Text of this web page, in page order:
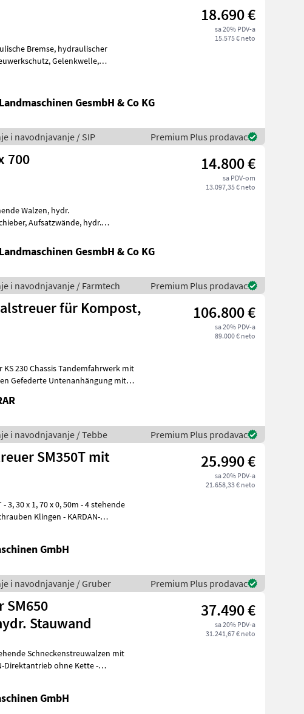
18.690 €
sa 20% PDV-a
15.575 € neto
GesmbH & Co KG
i navodnjavanje / SIP Premium Plus prodavac
700 14.800 €
sa PDV-om
13.097,35 € neto
Walzen, hydr.
GesmbH & Co KG
i navodnjavanje / Farmtech Premium Plus prodavac
für Kompost,
106.800 €
sa 20% PDV-a
89.000 € neto
mit
Gefederte Untenanhängung mit
i navodnjavanje / Tebbe Premium Plus prodavac
SM350T mit
25.990 €
sa 20% PDV-a
21.658,33 € neto
Klingen - KARDAN-
GmbH
i navodnjavanje / Gruber Premium Plus prodavac
SM650
Stauwand
37.490 €
sa 20% PDV-a
31.241,67 € neto
Direktantrieb ohne Kette -
GmbH